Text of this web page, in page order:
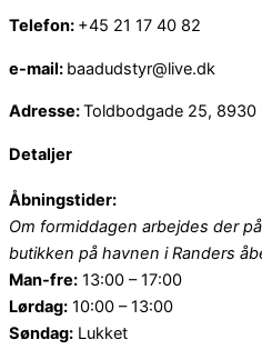
Telefon: +45 21 17 40 82
e-mail: baadudstyr@live.dk
Adresse:Toldbodgade 25, 8930
Detaljer
Åbningstider:
Om formiddagen arbejdes der
butikken på havnen i Randers
Man-fre: 13:00 – 17:00
Lørdag: 10:00 – 13:00
Søndag: Lukket